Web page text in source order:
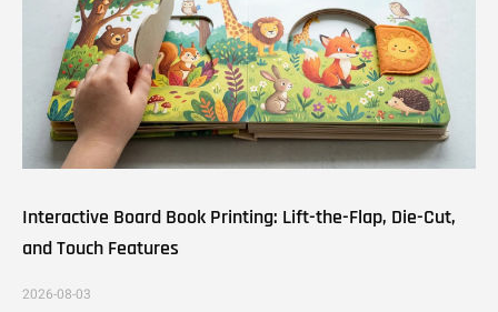
Interactive Board Book Printing: Lift-the-Flap, Die-Cut,
and Touch Features
2026-08-03